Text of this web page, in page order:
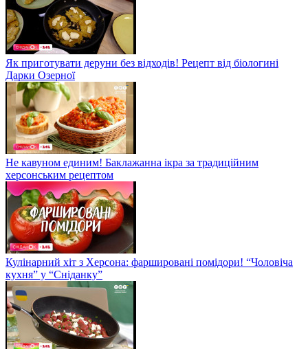
Як приготувати деруни без відходів! Рецепт від біологині
Дарки Озерної
Не кавуном единим! Баклажанна ікра за традиційним
херсонським рецептом
Кулінарний хіт з Херсона: фаршировані помідори! “Чоловіча
кухня” у “Сніданку”